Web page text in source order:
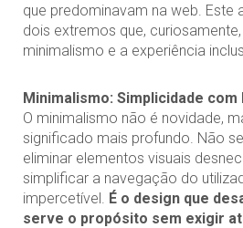
que predominavam na web. Este
dois extremos que,
minimalismo e a experiência
Minimalismo: Simplicidade
O minimalismo não é novidade,
significado mais profundo. Não
eliminar elementos visuais
simplificar a navegação do
impercetível. É o design que
serve o propósito sem exigir